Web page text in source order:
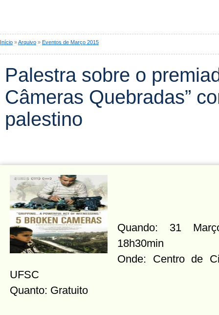
Início »Arquivo » Eventos de Março 2015
Palestra sobre o
Câmeras Quebradas”
palestino
Quando: 31
18h30min
Onde: Centro de
UFSC
Quanto: Gratuito